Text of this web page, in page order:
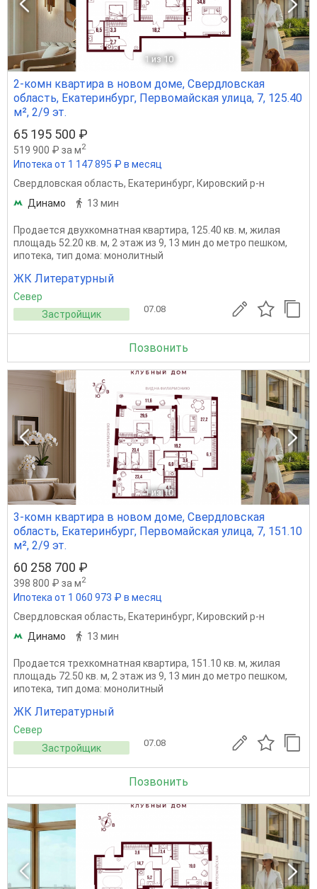
1 из 10
2-комн квартира в новом доме, Свердловская
область, Екатеринбург, Первомайская улица, 7, 125.40
м², 2/9 эт.
65 195 500 ₽
519 900 ₽ за м2
Ипотека от 1 147 895 ₽ в месяц
Свердловская область, Екатеринбург, Кировский р-н
Динамо
13 мин
Продается двухкомнатная квартира, 125.40 кв. м, жилая
площадь 52.20 кв. м, 2 этаж из 9, 13 мин до метро пешком,
ипотека, тип дома: монолитный
ЖК Литературный
Север
Застройщик
07.08
Позвонить
1 из 10
3-комн квартира в новом доме, Свердловская
область, Екатеринбург, Первомайская улица, 7, 151.10
м², 2/9 эт.
60 258 700 ₽
398 800 ₽ за м2
Ипотека от 1 060 973 ₽ в месяц
Свердловская область, Екатеринбург, Кировский р-н
Динамо
13 мин
Продается трехкомнатная квартира, 151.10 кв. м, жилая
площадь 72.50 кв. м, 2 этаж из 9, 13 мин до метро пешком,
ипотека, тип дома: монолитный
ЖК Литературный
Север
Застройщик
07.08
Позвонить